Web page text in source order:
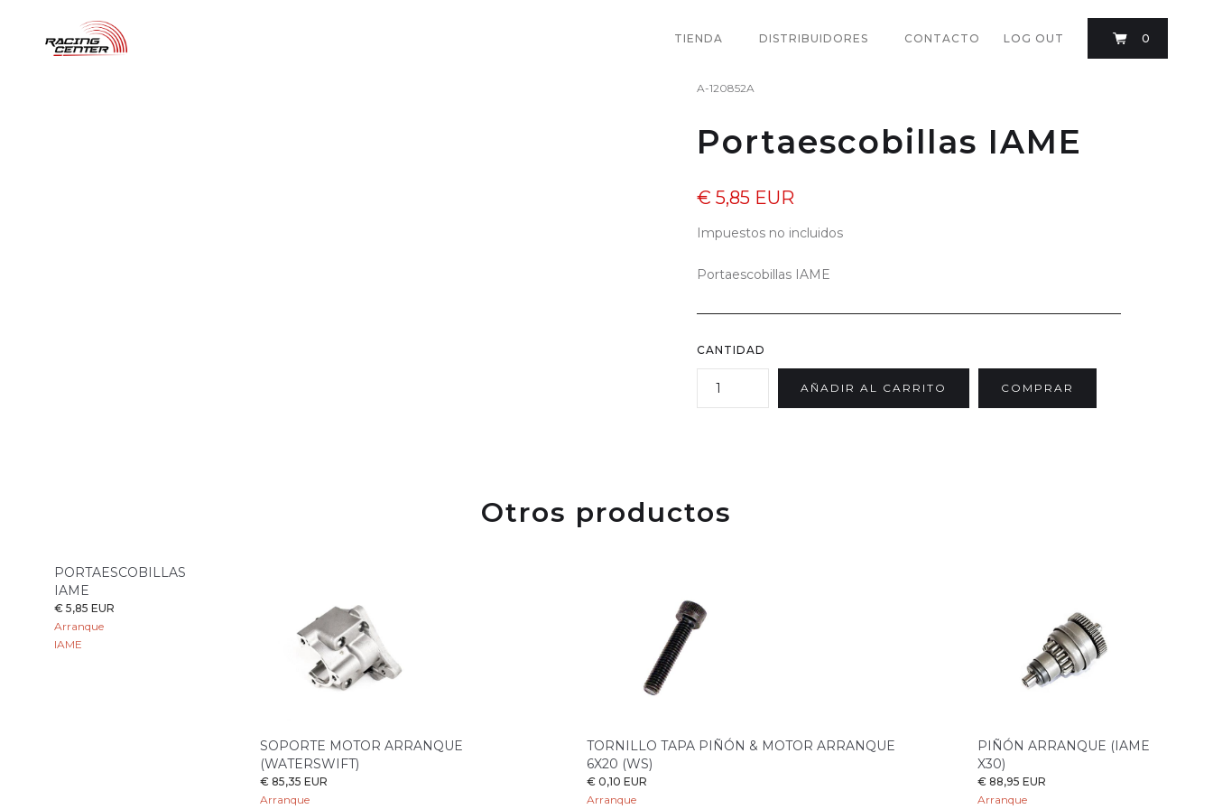
TIENDA DISTRIBUIDORES CONTACTO LOG OUT 0
A-120852A
Portaescobillas IAME
€ 5,85 EUR
Impuestos no incluidos
Portaescobillas IAME
CANTIDAD
COMPRAR
Otros productos
PORTAESCOBILLAS
IAME
€ 5,85 EUR
Arranque
IAME
SOPORTE MOTOR ARRANQUE
(WATERSWIFT)
€ 85,35 EUR
Arranque
TORNILLO TAPA PIÑÓN & MOTOR ARRANQUE
6X20 (WS)
€ 0,10 EUR
Arranque
PIÑÓN ARRANQUE (IAME
X30)
€ 88,95 EUR
Arranque